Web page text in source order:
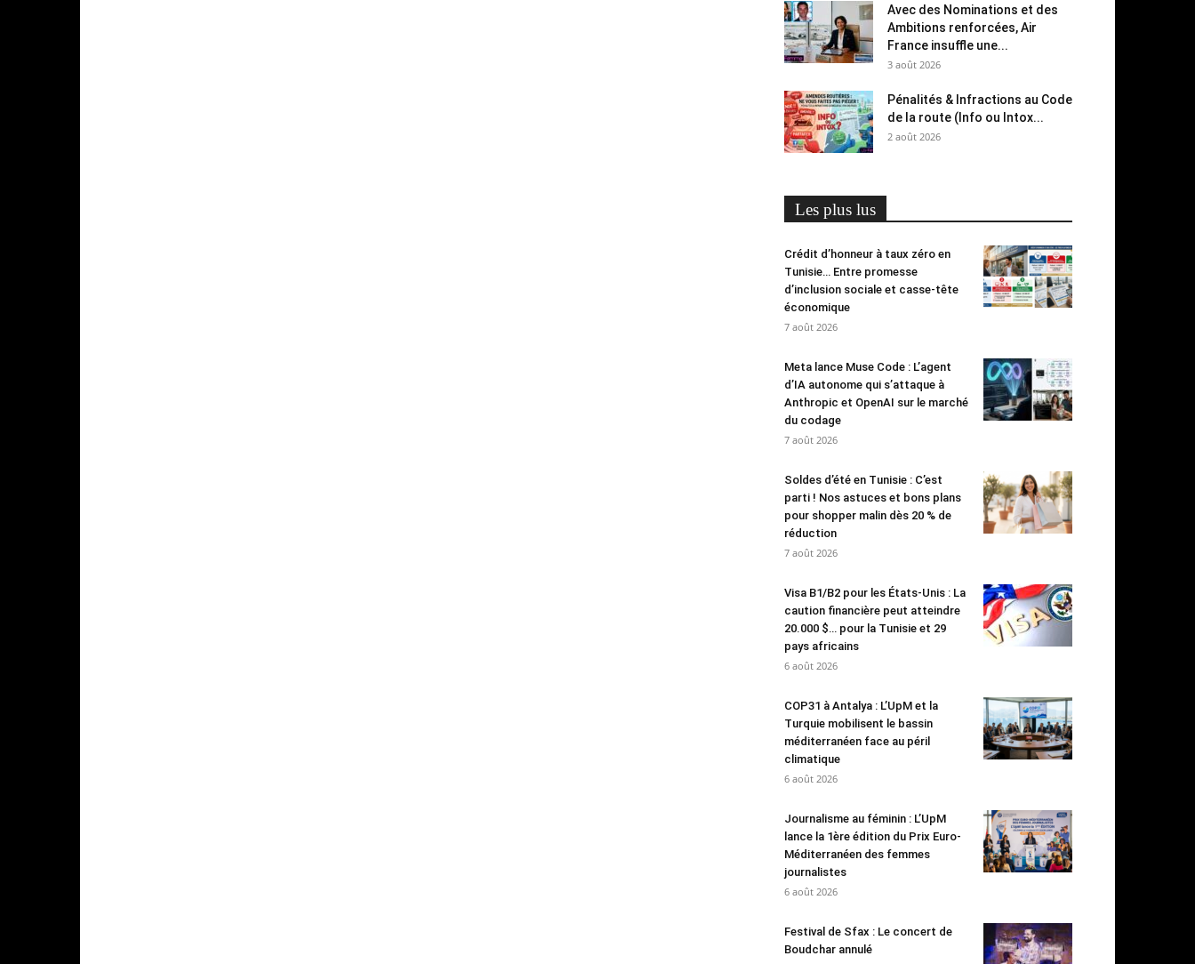
Avec des Nominations et des
Ambitions renforcées, Air
France insuffle une...
3 août 2026
Pénalités & Infractions au Code
de la route (Info ou Intox...
2 août 2026
Les plus lus
Crédit d’honneur à taux zéro en
Tunisie… Entre promesse
d’inclusion sociale et casse-tête
économique
7 août 2026
Meta lance Muse Code : L’agent
d’IA autonome qui s’attaque à
Anthropic et OpenAI sur le marché
du codage
7 août 2026
Soldes d’été en Tunisie : C’est
parti ! Nos astuces et bons plans
pour shopper malin dès 20 % de
réduction
7 août 2026
Visa B1/B2 pour les États-Unis : La
caution financière peut atteindre
20.000 $… pour la Tunisie et 29
pays africains
6 août 2026
COP31 à Antalya : L’UpM et la
Turquie mobilisent le bassin
méditerranéen face au péril
climatique
6 août 2026
Journalisme au féminin : L’UpM
lance la 1ère édition du Prix Euro-
Méditerranéen des femmes
journalistes
6 août 2026
Festival de Sfax : Le concert de
Boudchar annulé